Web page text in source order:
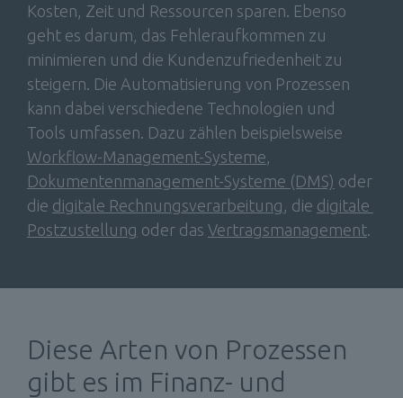
Kosten, Zeit und Ressourcen sparen. Ebenso
geht es darum, das Fehleraufkommen zu
minimieren und die Kundenzufriedenheit zu
steigern. Die Automatisierung von Prozessen
kann dabei verschiedene Technologien und
Workflow-Management-Systeme
Dokumentenmanagement-Systeme (DMS) oder
die digitale Rechnungsverarbeitung , die digitale
Postzustellung oder das Vertragsmanagement.
Diese Arten von Prozessen
gibt es im Finanz- und